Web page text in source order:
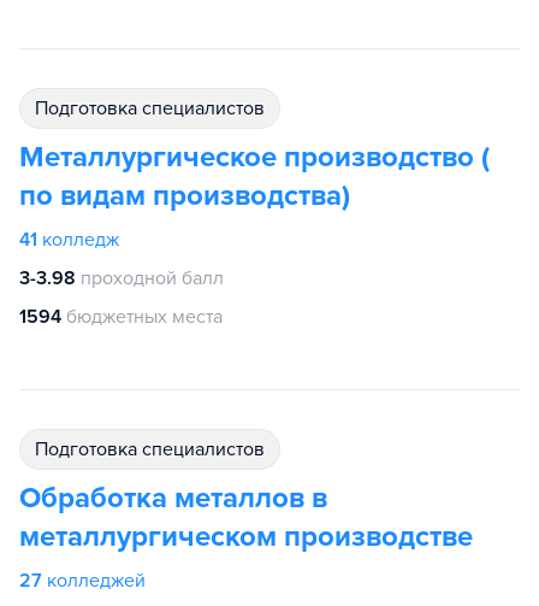
подготовка специалистов
Металлургическое производство (
по видам производства)
41 колледж
3-3.98 проходной балл
1594 бюджетных места
подготовка специалистов
Обработка металлов в
металлургическом производстве
27 колледжей